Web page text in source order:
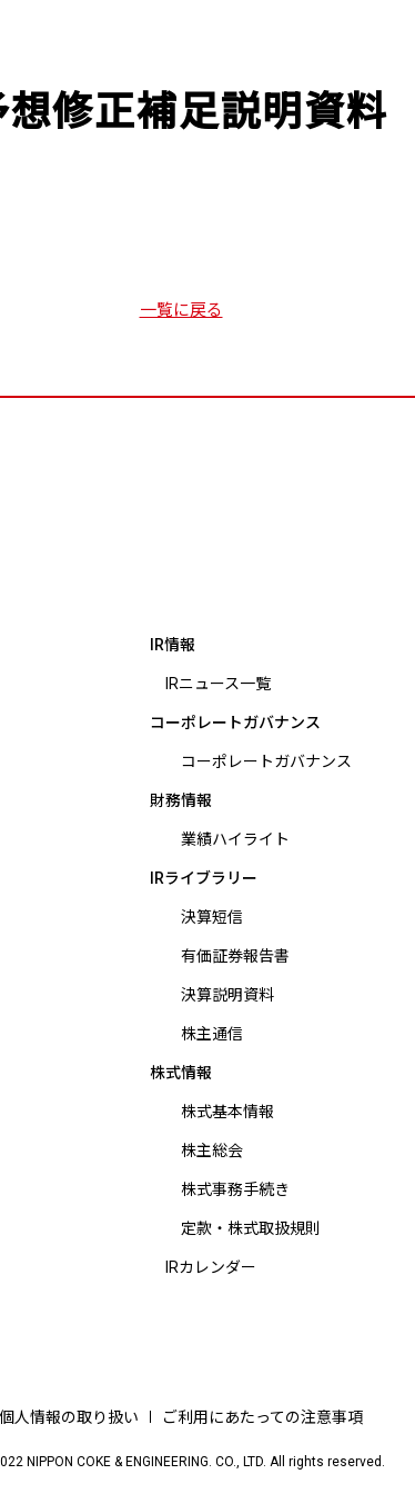
採用専用サイトへ
修正補足説明資料
一覧に戻る
IR情報
IRニュース一覧
コーポレートガバナンス
コーポレートガバナンス
財務情報
業績ハイライト
IRライブラリー
決算短信
有価証券報告書
決算説明資料
株主通信
株式情報
株式基本情報
株主総会
株式事務手続き
定款・株式取扱規則
IRカレンダー
個人情報の取り扱い ご利用にあたっての注意事項
NIPPON COKE & ENGINEERING. CO., LTD. All rights reserved.